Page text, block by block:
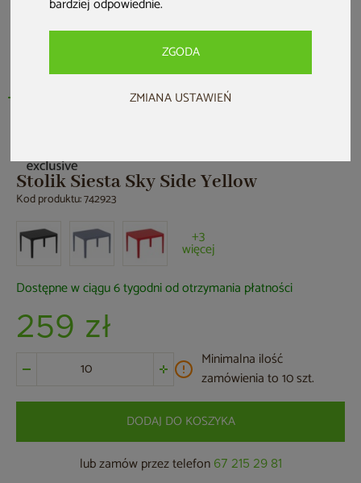
bardziej odpowiednie.
ZGODA
ZMIANA USTAWIEŃ
Stolik Siesta Sky Side Yellow
Kod produktu: 742923
+3
więcej
Dostępne w ciągu 6 tygodni od otrzymania płatności
259 zł
Minimalna ilość
zamówienia to 10 szt.
DODAJ DO KOSZYKA
lub zamów przez telefon 67 215 29 81